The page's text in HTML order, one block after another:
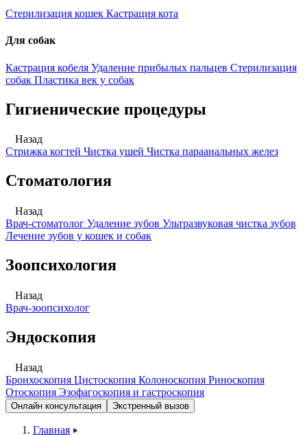
Стерилизация кошек Кастрация кота
Для собак
Кастрация кобеля Удаление прибылых пальцев Стерилизация
собак Пластика век у собак
Гигиенические процедуры
Назад
Стрижка когтей Чистка ушей Чистка параанальных желез
Стоматология
Назад
Врач-стоматолог Удаление зубов Ультразвуковая чистка зубов
Лечение зубов у кошек и собак
Зоопсихология
Назад
Врач-зоопсихолог
Эндоскопия
Назад
Бронхоскопия Цистоскопия Колоноскопия Риноскопия
Отоскопия Эзофагоскопия и гастроскопия
Онлайн консультация Экстренный вызов
Главная